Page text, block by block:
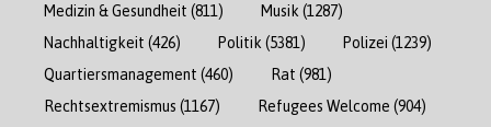
Medizin & Gesundheit (811) Musik(1287)
Nachhaltigkeit (426) Politik(5381) Polizei (1239)
Quartiersmanagement (460) Rat (981)
Rechtsextremismus (1167) Refugees Welcome (904)